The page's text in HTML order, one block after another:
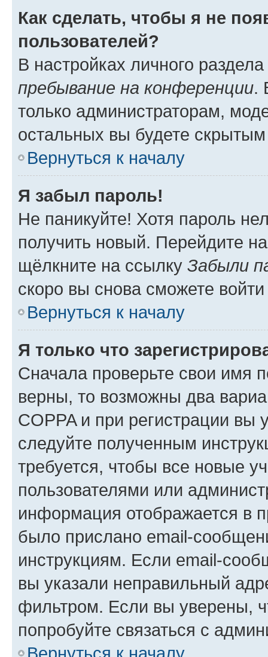
Как сделать, чтобы я не
пользователей?
В настройках личного
пребывание на конференции.
только администраторам,
остальных вы будете
Вернуться к началу
Я забыл пароль!
Не паникуйте! Хотя пароль
получить новый. Перейдите
щёлкните на ссылку Забыли
скоро вы снова сможете
Вернуться к началу
Я только что
Сначала проверьте свои имя
верны, то возможны два
COPPA и при регистрации вы
следуйте полученным
требуется, чтобы все новые
пользователями или
информация отображается в
было прислано email-
инструкциям. Если email-
вы указали неправильный
фильтром. Если вы уверены,
попробуйте связаться с
Вернуться к началу